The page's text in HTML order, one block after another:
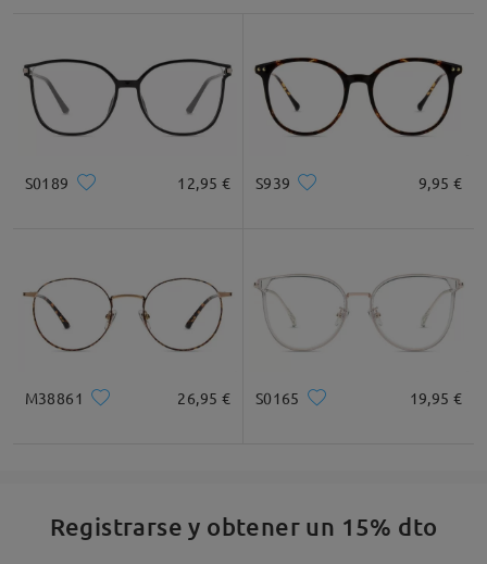
S0189 12,95 € S939 9,95 €
M38861 26,95 € S0165 19,95 €
Registrarse y obtener un 15% dto